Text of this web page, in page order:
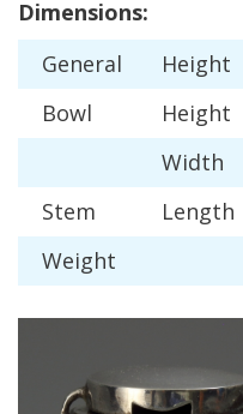
Dimensions:
General
Height
Bowl
Height
Width
Stem
Length
Weight